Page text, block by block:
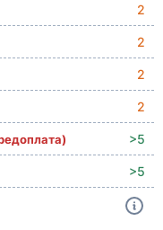
2
2
2
2
>5
>5